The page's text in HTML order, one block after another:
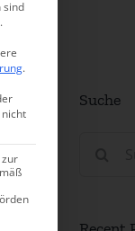
Suche
sind
.